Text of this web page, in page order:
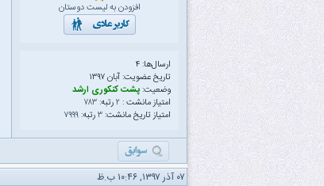
افزودن به لیست دوستان
ارسال‌ها: ۴
تاریخ عضویت: آبان ۱۳۹۷
وضعیت:پشت کنکوری ارشد
امتیاز مانشت : ۲رتبه:۷۸۳
امتیاز تاریخ مانشت:۳رتبه:۷۹۹۹
۰۷ آذر ۱۳۹۷, ۱۰:۴۶ ب.ظ